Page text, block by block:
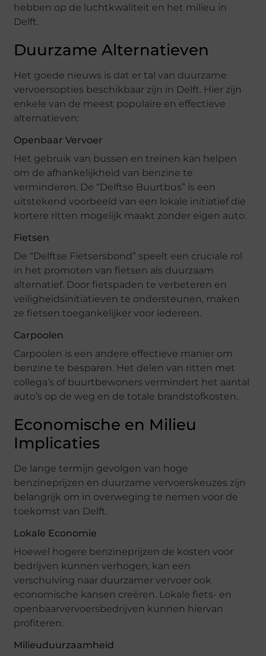
hebben op de luchtkwaliteit en het milieu in
Delft.
Duurzame Alternatieven
Het goede nieuws is dat er tal van duurzame
vervoersopties beschikbaar zijn in Delft. Hier zijn
enkele van de meest populaire en effectieve
alternatieven:
Openbaar Vervoer
Het gebruik van bussen en treinen kan helpen
om de afhankelijkheid van benzine te
verminderen. De “Delftse Buurtbus” is een
uitstekend voorbeeld van een lokale initiatief die
kortere ritten mogelijk maakt zonder eigen auto.
Fietsen
De “Delftse Fietsersbond” speelt een cruciale rol
in het promoten van fietsen als duurzaam
alternatief. Door fietspaden te verbeteren en
veiligheidsinitiatieven te ondersteunen, maken
ze fietsen toegankelijker voor iedereen.
Carpoolen
Carpoolen is een andere effectieve manier om
benzine te besparen. Het delen van ritten met
collega’s of buurtbewoners vermindert het aantal
auto’s op de weg en de totale brandstofkosten.
Economische en Milieu
Implicaties
De lange termijn gevolgen van hoge
benzineprijzen en duurzame vervoerskeuzes zijn
belangrijk om in overweging te nemen voor de
toekomst van Delft.
Lokale Economie
Hoewel hogere benzineprijzen de kosten voor
bedrijven kunnen verhogen, kan een
verschuiving naar duurzamer vervoer ook
economische kansen creëren. Lokale fiets- en
openbaarvervoersbedrijven kunnen hiervan
profiteren.
Milieuduurzaamheid